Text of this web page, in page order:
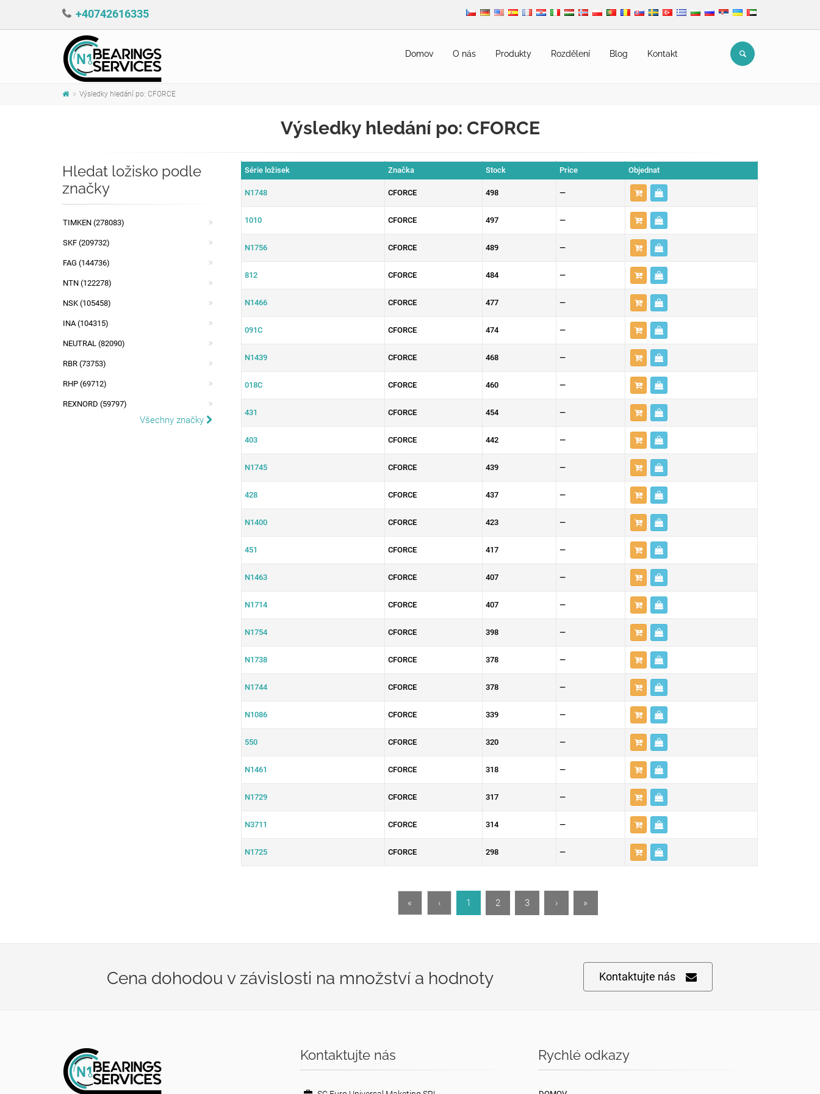
+40742616335
Domov O nás Produkty Rozdělení Blog Kontakt
Výsledky hledání po: CFORCE
Výsledky hledání po: CFORCE
Série ložisek Značka Stock Price Objednat
N1748 CFORCE 498 —
1010 CFORCE 497 —
N1756 CFORCE 489 —
812 CFORCE 484 —
N1466 CFORCE 477 —
091C CFORCE 474 —
N1439 CFORCE 468 —
018C CFORCE 460 —
431 CFORCE 454 —
403 CFORCE 442 —
N1745 CFORCE 439 —
428 CFORCE 437 —
N1400 CFORCE 423 —
451 CFORCE 417 —
N1463 CFORCE 407 —
N1714 CFORCE 407 —
N1754 CFORCE 398 —
N1738 CFORCE 378 —
N1744 CFORCE 378 —
N1086 CFORCE 339 —
550 CFORCE 320 —
N1461 CFORCE 318 —
N1729 CFORCE 317 —
N3711 CFORCE 314 —
N1725 CFORCE 298 —
« ‹ 1 2 3 › »
Hledat ložisko podle
značky
TIMKEN (278083)
SKF (209732)
FAG (144736)
NTN (122278)
NSK (105458)
INA (104315)
NEUTRAL (82090)
RBR (73753)
RHP (69712)
REXNORD (59797)
Všechny značky
Cena dohodou v závislosti na množství a hodnoty Kontaktujte nás
Kontaktujte nás Rychlé odkazy